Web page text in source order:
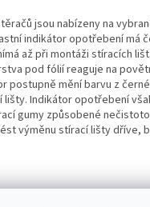
jsou nabízeny na
indikátor opotřebení má
až při montáži stíracích
pod fólií reaguje na
postupně mění barvu z
lišty. Indikátor opotřebení
gumy způsobené
výměnu stírací lišty dříve,